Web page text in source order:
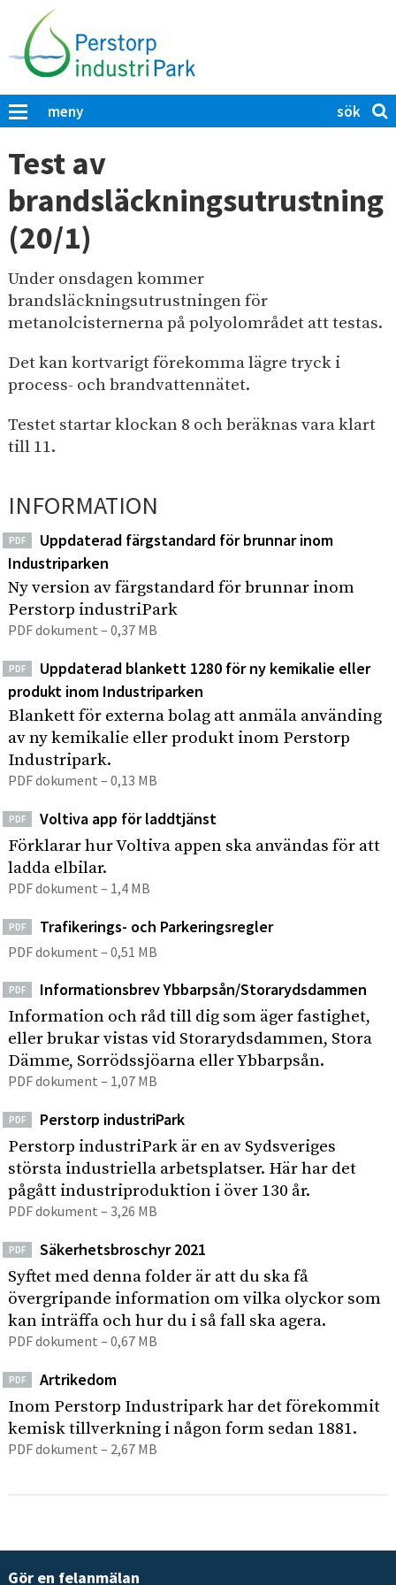
p
a
t
i
l
h
u
u
d
i
n
n
e
h
å
l
e
t
meny
ö
å
s
t
o
r
p
n
s
t
r
p
a
r
K
l
a
f
s
å
Test av
brandsläckningsutrustning
(20/1)
Under onsdagen kommer
brandsläckningsutrustningen för
metanolcisternerna på polyolområdet att testas.
Det kan kortvarigt förekomma lägre tryck i
process- och brandvattennätet.
Testet startar klockan 8 och beräknas vara klart
till 11.
INFORMATION
PDF
Uppdaterad färgstandard för brunnar inom
Industriparken
Ny version av färgstandard för brunnar inom
Perstorp industriPark
PDF dokument – 0,37 MB
PDF
Uppdaterad blankett 1280 för ny kemikalie eller
produkt inom Industriparken
Blankett för externa bolag att anmäla använding
av ny kemikalie eller produkt inom Perstorp
Industripark.
PDF dokument – 0,13 MB
PDF
Voltiva app för laddtjänst
Förklarar hur Voltiva appen ska användas för att
ladda elbilar.
PDF dokument – 1,4 MB
PDF Trafikerings- och Parkeringsregler
PDF dokument – 0,51 MB
PDF
Informationsbrev Ybbarpsån/Storarydsdammen
Information och råd till dig som äger fastighet,
eller brukar vistas vid Storarydsdammen, Stora
Dämme, Sorrödssjöarna eller Ybbarpsån.
PDF dokument – 1,07 MB
PDF
Perstorp industriPark
Perstorp industriPark är en av Sydsveriges
största industriella arbetsplatser. Här har det
pågått industriproduktion i över 130 år.
PDF dokument – 3,26 MB
PDF
Säkerhetsbroschyr 2021
Syftet med denna folder är att du ska få
övergripande information om vilka olyckor som
kan inträffa och hur du i så fall ska agera.
PDF dokument – 0,67 MB
PDF
Artrikedom
Inom Perstorp Industripark har det förekommit
kemisk tillverkning i någon form sedan 1881.
PDF dokument – 2,67 MB
Gör en felanmälan